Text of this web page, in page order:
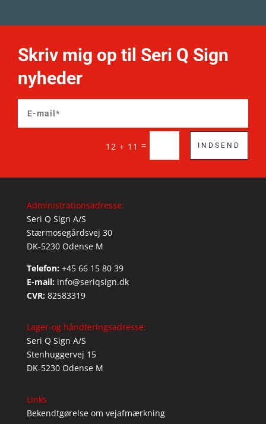
Skriv mig op til Seri Q Sign
nyheder
12 + 11 = INDSEND
Administrationsadresse:
Seri Q Sign A/S
Stærmosegårdsvej 30
DK-5230 Odense M
Telefon: +45 66 15 80 39
E-mail: info@seriqsign.dk
CVR: 82583319
Lager-og håndteringsadresse:
Seri Q Sign A/S
Stenhuggervej 15
DK-5230 Odense M
Links
Bekendtgørelse om vejafmærkning